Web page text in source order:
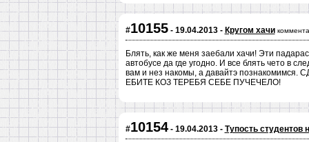
#10155- 19.04.2013 - Кругом хачи
Блять, как же меня заебали хачи! Эти
автобусе да где угодно. И все блять чето в
вам и нез накомы, а давайтэ
ЕБИТЕ КОЗ ТЕРЕБЯ СЕБЕ ПУЧЕЧЕЛО!
#10154- 19.04.2013 - Тупость студентов